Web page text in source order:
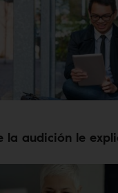
la audición le